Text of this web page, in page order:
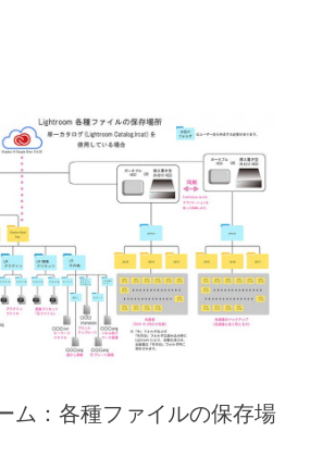
ム：各種ファイルの保存場